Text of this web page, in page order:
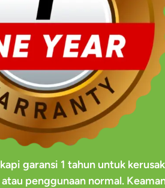
garansi 1 tahun untuk
penggunaan normal.